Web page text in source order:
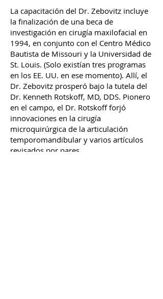
La capacitación del Dr. Zebovitz incluye
la finalización de una beca de
investigación en cirugía maxilofacial en
1994, en conjunto con el Centro Médico
Bautista de Missouri y la Universidad de
St. Louis. (Solo existían tres programas
en los EE. UU. en ese momento). Allí, el
Dr. Zebovitz prosperó bajo la tutela del
Dr. Kenneth Rotskoff, MD, DDS. Pionero
en el campo, el Dr. Rotskoff forjó
innovaciones en la cirugía
microquirúrgica de la articulación
temporomandibular y varios artículos
revisados por pares.